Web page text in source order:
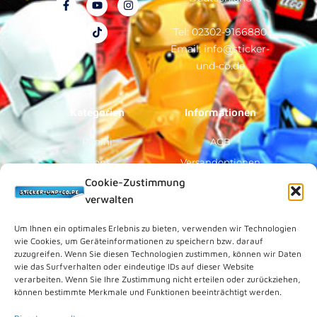
Cookie-Zustimmung
verwalten
Um Ihnen ein optimales Erlebnis zu bieten, verwenden wir Technologien
wie Cookies, um Geräteinformationen zu speichern bzw. darauf
zuzugreifen. Wenn Sie diesen Technologien zustimmen, können wir Daten
wie das Surfverhalten oder eindeutige IDs auf dieser Website
verarbeiten. Wenn Sie Ihre Zustimmung nicht erteilen oder zurückziehen,
können bestimmte Merkmale und Funktionen beeinträchtigt werden.
a
k
-
f
o
u
t
u
b
e
n
s
t
a
g
r
a
m
i
k
t
o
k
Tel: 02302-9166880
Email: info@sticker-
und-co.de
Kategorien
Panini
Topps
Blue Ocean
Sammelfiguren
Vorverkauf
Informationen
AGB
Versandoptionen
Zahlungsoptionen
Über Uns
Rechtliches
Kundenkonto